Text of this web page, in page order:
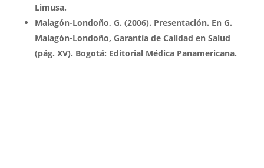
Limusa.
Malagón-Londoño, G. (2006). Presentación. En G.
Malagón-Londoño, Garantía de Calidad en Salud
(pág. XV). Bogotá: Editorial Médica Panamericana.